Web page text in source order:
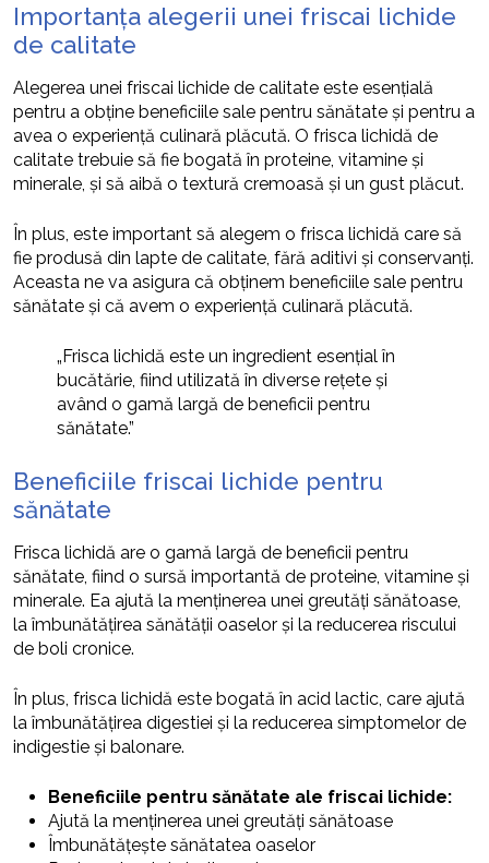
Importanța alegerii unei friscai lichide
de calitate
Alegerea unei friscai lichide de calitate este esențială
pentru a obține beneficiile sale pentru sănătate și pentru a
avea o experiență culinară plăcută. O frisca lichidă de
calitate trebuie să fie bogată în proteine, vitamine și
minerale, și să aibă o textură cremoasă și un gust plăcut.
În plus, este important să alegem o frisca lichidă care să
fie produsă din lapte de calitate, fără aditivi și conservanți.
Aceasta ne va asigura că obținem beneficiile sale pentru
sănătate și că avem o experiență culinară plăcută.
„Frisca lichidă este un ingredient esențial în
bucătărie, fiind utilizată în diverse rețete și
având o gamă largă de beneficii pentru
sănătate.”
Beneficiile friscai lichide pentru
sănătate
Frisca lichidă are o gamă largă de beneficii pentru
sănătate, fiind o sursă importantă de proteine, vitamine și
minerale. Ea ajută la menținerea unei greutăți sănătoase,
la îmbunătățirea sănătății oaselor și la reducerea riscului
de boli cronice.
În plus, frisca lichidă este bogată în acid lactic, care ajută
la îmbunătățirea digestiei și la reducerea simptomelor de
indigestie și balonare.
Beneficiile pentru sănătate ale friscai lichide:
Ajută la menținerea unei greutăți sănătoase
Îmbunătățește sănătatea oaselor